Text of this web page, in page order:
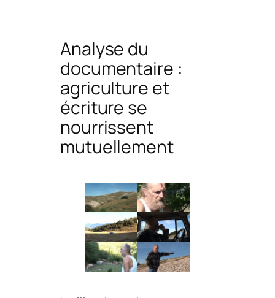
Analyse du
documentaire :
agriculture et
écriture se
nourrissent
mutuellement